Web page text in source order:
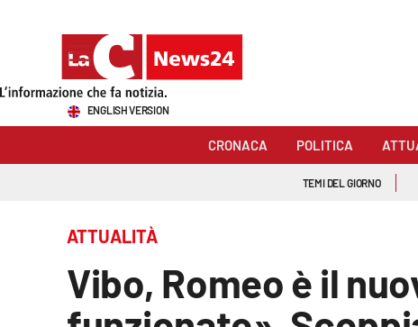
Sezioni
Economia e lavoro
ENGLISH VERSION
CRONACA POLITICA
TEMI DEL GIORNO
ATTUALITÀ
Vibo, Romeo è il